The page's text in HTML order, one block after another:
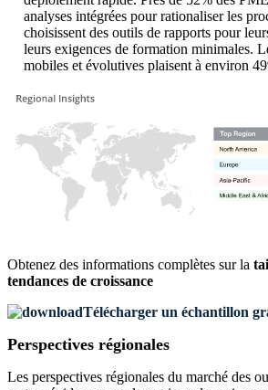
analyses intégrées pour rationaliser les
choisissent des outils de rapports pour
leurs exigences de formation minimales.
mobiles et évolutives plaisent à environ
Obtenez des informations complètes sur la
tendances de croissance
Télécharger un échantillon
Perspectives régionales
Les perspectives régionales du marché des